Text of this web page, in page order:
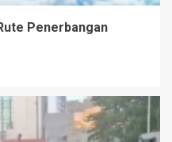
Penerbangan